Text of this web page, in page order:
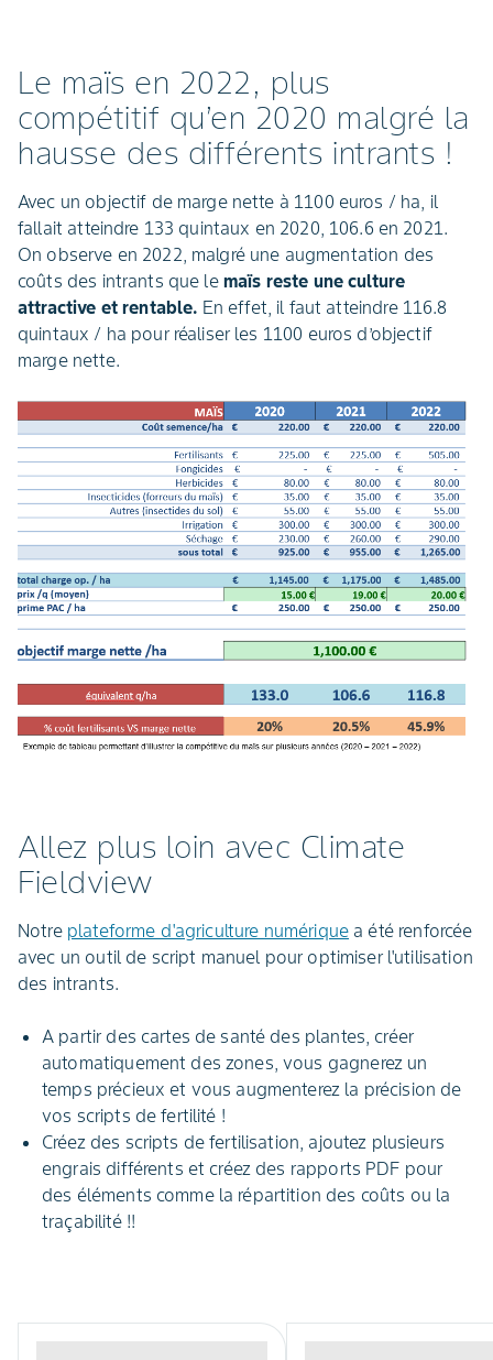
Le maïs en 2022, plus
compétitif qu’en 2020 malgré la
hausse des différents intrants !
Avec un objectif de marge nette à 1100 euros / ha, il
fallait atteindre 133 quintaux en 2020, 106.6 en 2021.
On observe en 2022, malgré une augmentation des
coûts des intrants que le maïs reste une culture
attractive et rentable. En effet, il faut atteindre 116.8
quintaux / ha pour réaliser les 1100 euros d’objectif
marge nette.
Allez plus loin avec Climate
Fieldview
Notre plateforme d'agriculture numérique a été renforcée
avec un outil de script manuel pour optimiser l'utilisation
des intrants.
A partir des cartes de santé des plantes, créer
automatiquement des zones, vous gagnerez un
temps précieux et vous augmenterez la précision de
vos scripts de fertilité !
Créez des scripts de fertilisation, ajoutez plusieurs
engrais différents et créez des rapports PDF pour
des éléments comme la répartition des coûts ou la
traçabilité !!